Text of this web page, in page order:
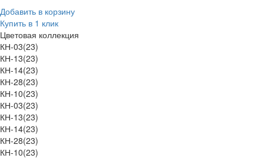
Добавить в корзину
Купить в 1 клик
Цветовая коллекция
КН-03(23)
КН-13(23)
КН-14(23)
КН-28(23)
КН-10(23)
КН-03(23)
КН-13(23)
КН-14(23)
КН-28(23)
КН-10(23)